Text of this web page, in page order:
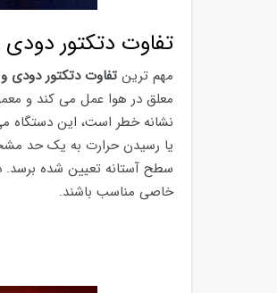
تفاوت دتکتور
مهم ترین تفاوت دتکتور دودی
معلق در هوا عمل می کند و
نشانه خطر است، این دستگاه
یا رسیدن حرارت به یک حد
سطح آستانه تعیین شده برسد.
خاصی مناسب باشند.